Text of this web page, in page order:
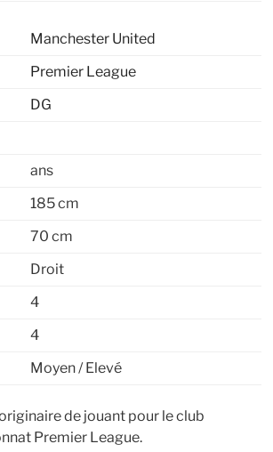
Manchester United
Premier League
DG
ans
185 cm
70 cm
Droit
4
4
Moyen / Elevé
de jouant pour le club
Premier League.